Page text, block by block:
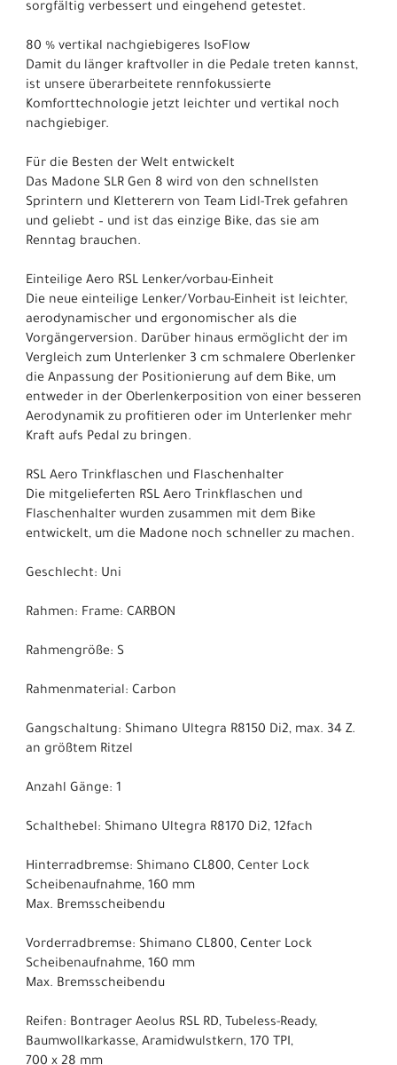
sorgfältig verbessert und eingehend getestet.
80 % vertikal nachgiebigeres IsoFlow
Damit du länger kraftvoller in die Pedale treten kannst,
ist unsere überarbeitete rennfokussierte
Komforttechnologie jetzt leichter und vertikal noch
nachgiebiger.
Für die Besten der Welt entwickelt
Das Madone SLR Gen 8 wird von den schnellsten
Sprintern und Kletterern von Team Lidl-Trek gefahren
und geliebt – und ist das einzige Bike, das sie am
Renntag brauchen.
Einteilige Aero RSL Lenker/vorbau-Einheit
Die neue einteilige Lenker/Vorbau-Einheit ist leichter,
aerodynamischer und ergonomischer als die
Vorgängerversion. Darüber hinaus ermöglicht der im
Vergleich zum Unterlenker 3 cm schmalere Oberlenker
die Anpassung der Positionierung auf dem Bike, um
entweder in der Oberlenkerposition von einer besseren
Aerodynamik zu profitieren oder im Unterlenker mehr
Kraft aufs Pedal zu bringen.
RSL Aero Trinkflaschen und Flaschenhalter
Die mitgelieferten RSL Aero Trinkflaschen und
Flaschenhalter wurden zusammen mit dem Bike
entwickelt, um die Madone noch schneller zu machen.
Geschlecht: Uni
Rahmen: Frame: CARBON
Rahmengröße: S
Rahmenmaterial: Carbon
Gangschaltung: Shimano Ultegra R8150 Di2, max. 34 Z.
an größtem Ritzel
Anzahl Gänge: 1
Schalthebel: Shimano Ultegra R8170 Di2, 12fach
Hinterradbremse: Shimano CL800, Center Lock
Scheibenaufnahme, 160 mm
Max. Bremsscheibendu
Vorderradbremse: Shimano CL800, Center Lock
Scheibenaufnahme, 160 mm
Max. Bremsscheibendu
Reifen: Bontrager Aeolus RSL RD, Tubeless-Ready,
Baumwollkarkasse, Aramidwulstkern, 170 TPI,